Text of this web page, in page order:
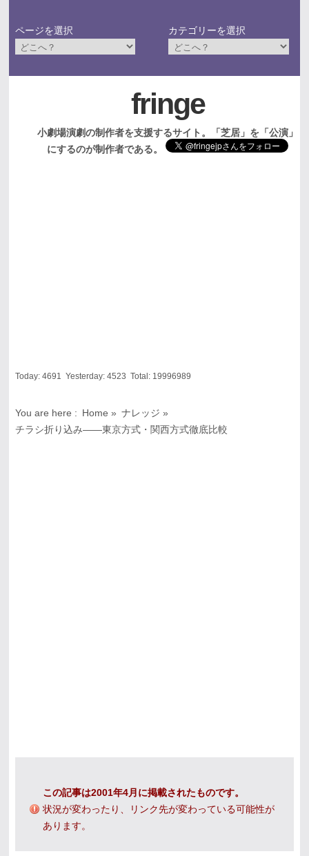
ページを選択 カテゴリーを選択
fringe
小劇場演劇の制作者を支援するサイト。「芝居」を「公演」
にするのが制作者である。
Today: 4691 Yesterday: 4523 Total: 19996989
You are here : Home » ナレッジ »
チラシ折り込み――東京方式・関西方式徹底比較
この記事は2001年4月に掲載されたものです。
状況が変わったり、リンク先が変わっている可能性が
あります。